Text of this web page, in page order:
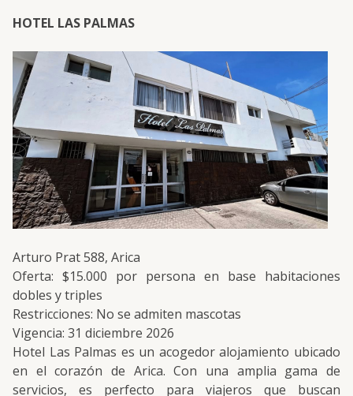
HOTEL LAS PALMAS
Arturo Prat 588, Arica
Oferta: $15.000 por persona en base habitaciones
dobles y triples
Restricciones: No se admiten mascotas
Vigencia: 31 diciembre 2026
Hotel Las Palmas es un acogedor alojamiento ubicado
en el corazón de Arica. Con una amplia gama de
servicios, es perfecto para viajeros que buscan